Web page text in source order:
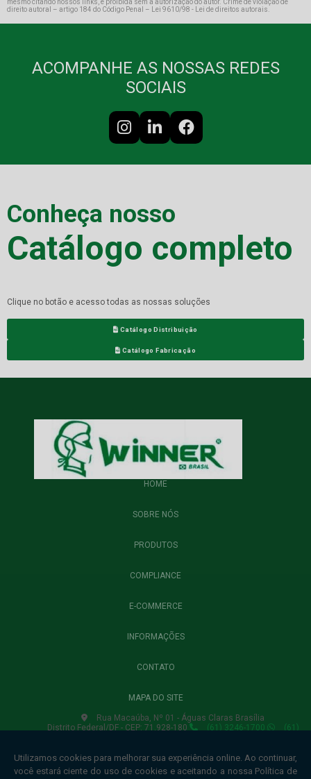
mesmo citando nossos links, é proibida sem a autorização do autor. Crime de violação de
direito autoral – artigo 184 do Código Penal –
Lei 9610/98 - Lei de direitos autorais
ACOMPANHE AS NOSSAS REDES
SOCIAIS
Conheça nosso
Catálogo completo
Clique no botão e acesso todas as nossas soluções
Catálogo Distribuição
Catálogo Fabricação
HOME
SOBRE NÓS
PRODUTOS
COMPLIANCE
E-COMMERCE
INFORMAÇÕES
CONTATO
MAPA DO SITE
Rua Macaúba, Nº 01 - Águas Claras Brasília
Distrito Federal/DF - CEP: 71.928-180
(61) 3246-1700
(61)